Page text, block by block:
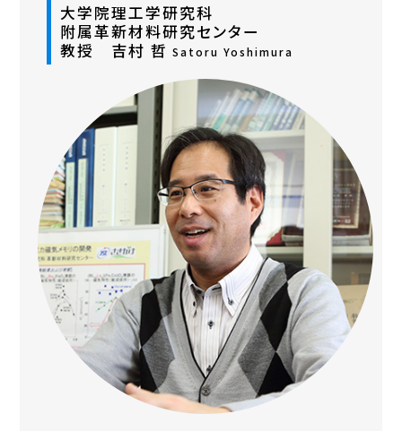
大学院理工学研究科
附属革新材料研究センター
教授 吉村 哲 Satoru Yoshimura